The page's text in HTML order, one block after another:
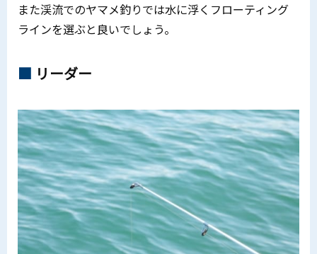
また渓流でのヤマメ釣りでは水に浮くフローティング
ラインを選ぶと良いでしょう。
リーダー